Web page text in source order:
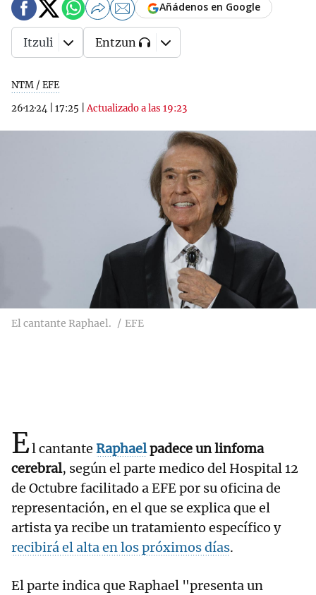
NTM / EFE
26·12·24
17:25 |Actualizado a las 19:23
Añádenos en Google
Itzuli Entzun
El cantante Raphael. EFE
El cantante Raphaelpadece un linfoma
cerebral, según el parte medico del Hospital 12
de Octubre facilitado a EFE por su oficina de
representación, en el que se explica que el
artista ya recibe un tratamiento específico y
recibirá el alta en los próximos días.
El parte indica que Raphael "presenta un